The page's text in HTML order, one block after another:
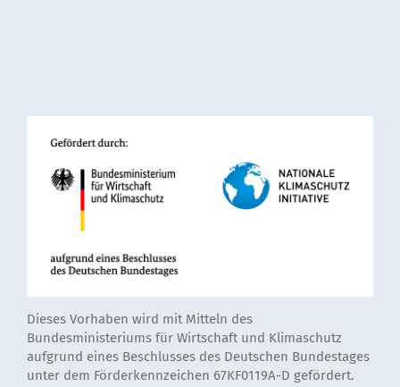
Dieses Vorhaben wird mit Mitteln des
Bundesministeriums für Wirtschaft und Klimaschutz
aufgrund eines Beschlusses des Deutschen Bundestages
unter dem Förderkennzeichen 67KF0119A-D gefördert.